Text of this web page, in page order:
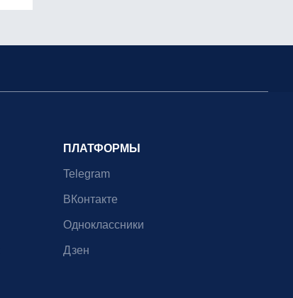
ПЛАТФОРМЫ
Telegram
ВКонтакте
Одноклассники
Дзен